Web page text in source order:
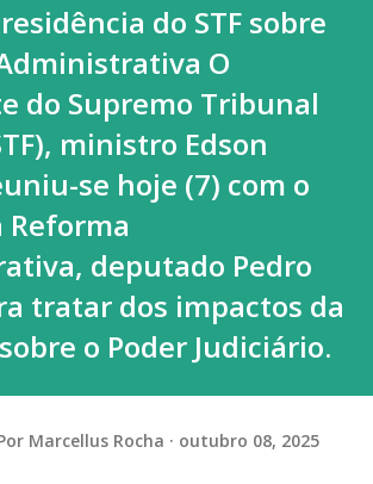
de milhares de nordestinos sob a égide
improviso. Quase 150 anos separam o
nosso atual cenário. A diferença
hoje, a ignorância deixou de ser um álibi.
clima era um mistério insondável, no
inteligência climática de ponta (por
a Funceme) e...
do STF sobre
O
do Supremo Tribunal
ministro Edson
se hoje (7) com o
deputado Pedro
tratar dos impactos da
o Poder Judiciário.
Marcellus Rocha outubro 08, 2025